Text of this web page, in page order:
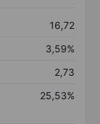
16,72
3,59%
2,73
25,53%